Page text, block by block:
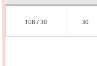
108 / 30 30